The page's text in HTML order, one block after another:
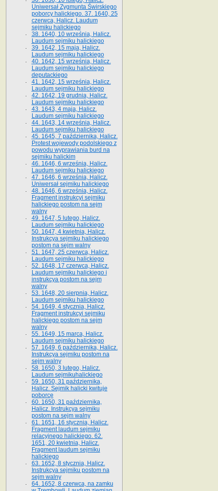
Uniwersał Zygmunta Świrskiego
poborcy halickiego. 37. 1640, 25
czerwca, Halicz. Laudum
sejmiku halickiego
38. 1640, 10 września, Halicz.
Laudum sejmiku halickiego
39. 1642, 15 maja, Halicz.
Laudum sejmiku halickiego
40. 1642, 15 września, Halicz.
Laudum sejmiku halickiego
deputackiego
41. 1642, 15 września, Halicz.
Laudum sejmiku halickiego
42. 1642, 19 grudnia, Halicz.
Laudum sejmiku halickiego
43. 1643, 4 maja, Halicz.
Laudum sejmiku halickiego
44. 1643, 14 września, Halicz.
Laudum sejmiku halickiego
45. 1645, 7 października, Halicz.
Protest wojewody podolskiego z
powodu wyprawiania burd na
sejmiku halickim
46. 1646, 6 września, Halicz.
Laudum sejmiku halickiego
47. 1646, 6 września, Halicz.
Uniwersał sejmiku halickiego
48. 1646, 6 września, Halicz.
Fragment instrukcyi sejmiku
halickiego postom na sejm
walny
49. 1647, 5 lutego, Halicz.
Laudum sejmiku halickiego
50. 1647, 4 kwietnia, Halicz.
Instrukcya sejmiku halickiego
postom na sejm walny
51. 1647, 25 czerwca, Halicz.
Laudum sejmiku halickiego
52. 1648, 17 czerwca, Halicz.
Laudum sejmiku halickiego i
instrukcya postom na sejm
walny
53. 1648, 20 sierpnia, Halicz.
Laudum sejmiku halickiego
54. 1649, 4 stycznia, Halicz.
Fragment instrukcyi sejmiku
halickiego postom na sejm
walny
55. 1649, 15 marca, Halicz.
Laudum sejmiku halickiego
57. 1649, 6 października, Halicz.
Instrukcya sejmiku postom na
sejm walny
58. 1650, 3 lutego, Halicz.
Laudum sejmikuhalickiego
59. 1650, 31 października,
Halicz. Sejmik halicki kwituje
poborcę
60. 1650, 31 października,
Halicz. Instrukcya sejmiku
postom na sejm walny
61. 1651, 16 stycznia, Halicz.
Fragment laudum sejmiku
relacyjnego halickiego. 62.
1651, 20 kwietnia, Halicz.
Fragment laudum sejmiku
halickiego
63. 1652, 8 stycznia, Halicz.
Instrukcya sejmiku postom na
sejm walny
64. 1652, 8 czerwca, na zamku